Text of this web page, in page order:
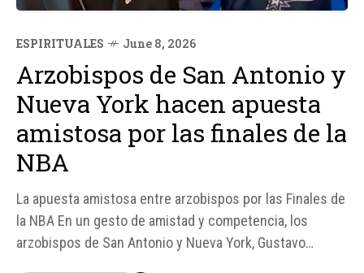
ESPIRITUALES June 8, 2026
Arzobispos de San Antonio y
Nueva York hacen apuesta
amistosa por las finales de la
NBA
La apuesta amistosa entre arzobispos por las Finales de
la NBA En un gesto de amistad y competencia, los
arzobispos de San Antonio y Nueva York, Gustavo